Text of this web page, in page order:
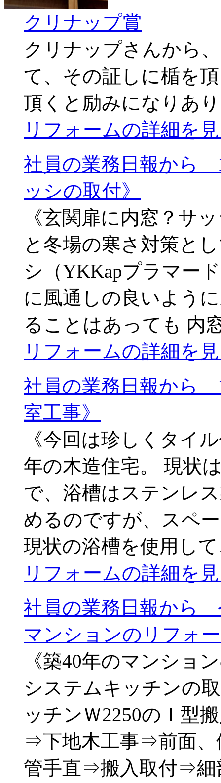
クリナップ賞
クリナップさんから
て、その証しに楯を
頂くと励みになりあ
リフォームの詳細を
社員の業務日報から
ッシの取付》
《玄関扉に内窓？サ
と冬場の寒さ対策と
シ（YKKapプラマー
に風通しの良いよう
ることはあっても 内
リフォームの詳細を
社員の業務日報から
室工事》
《今回は珍しくタイ
年の木造住宅。 現状
で、浴槽はステンレ
めるのですが、スペ
現状の浴槽を使用し
リフォームの詳細を
社員の業務日報から
マンションのリフォ
《築40年のマンショ
システムキッチンの
ッチンＷ2250のＩ型
⇒下地木工事⇒前面、
管手直⇒搬入取付⇒